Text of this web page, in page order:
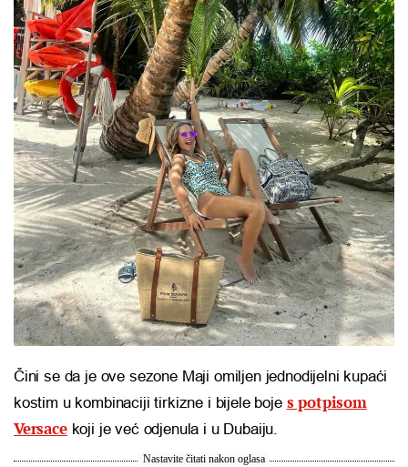
Čini se da je ove sezone Maji omiljen jednodijelni kupaći
kostim u kombinaciji tirkizne i bijele boje s potpisom
Versacekoji je već odjenula i u Dubaiju.
Nastavite čitati nakon oglasa